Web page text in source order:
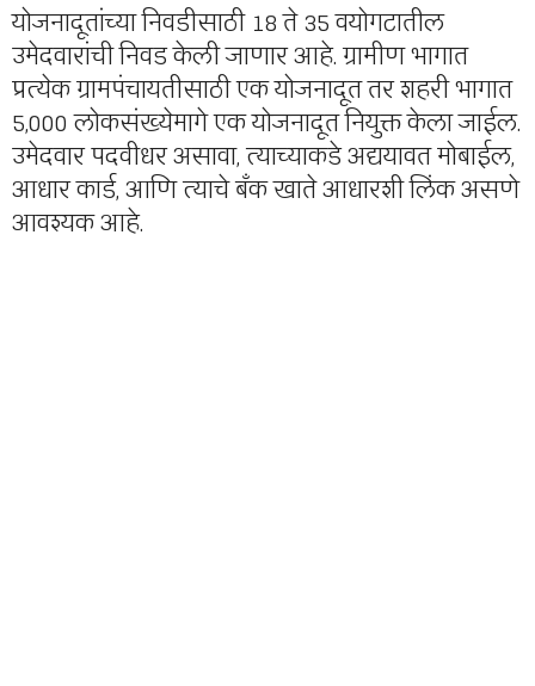
योजनादूतांच्या निवडीसाठी 18 ते 35 वयोगटातील
उमेदवारांची निवड केली जाणार आहे. ग्रामीण भागात
प्रत्येक ग्रामपंचायतीसाठी एक योजनादूत तर शहरी भागात
5,000 लोकसंख्येमागे एक योजनादूत नियुक्त केला जाईल.
उमेदवार पदवीधर असावा, त्याच्याकडे अद्ययावत मोबाईल,
आधार कार्ड, आणि त्याचे बँक खाते आधारशी लिंक असणे
आवश्यक आहे.